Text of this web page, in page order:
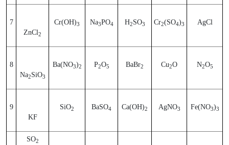
7
ZnCl2
Cr(OH)3 Na3PO4 H2SO3 Cr2(SO4)3 AgCl
8
Na2SiO3
Ba(NO3)2 P2O5 BaBr2 Cu2O N2O5
9
KF
SiO2 BaSO4 Ca(OH)2 AgNO3 Fe(NO3)3
SO2